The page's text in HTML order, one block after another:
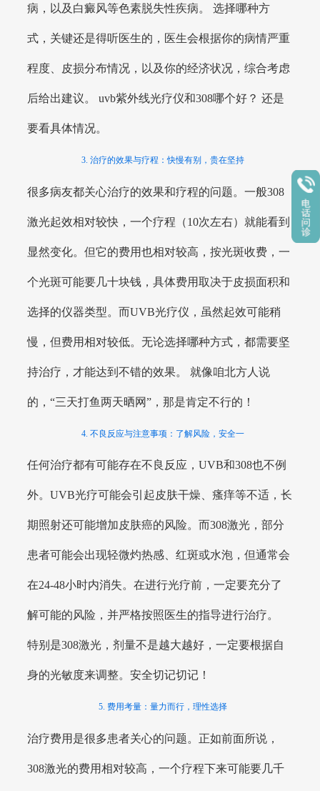
病，以及白癜风等色素脱失性疾病。 选择哪种方
式，关键还是得听医生的，医生会根据你的病情严重
程度、皮损分布情况，以及你的经济状况，综合考虑
后给出建议。 uvb紫外线光疗仪和308哪个好？ 还是
要看具体情况。
3. 治疗的效果与疗程：快慢有别，贵在坚持
很多病友都关心治疗的效果和疗程的问题。一般308
激光起效相对较快，一个疗程（10次左右）就能看到
显然变化。但它的费用也相对较高，按光斑收费，一
个光斑可能要几十块钱，具体费用取决于皮损面积和
选择的仪器类型。而UVB光疗仪，虽然起效可能稍
慢，但费用相对较低。无论选择哪种方式，都需要坚
持治疗，才能达到不错的效果。 就像咱北方人说
的，“三天打鱼两天晒网”，那是肯定不行的！
4. 不良反应与注意事项：了解风险，安全一
任何治疗都有可能存在不良反应，UVB和308也不例
外。UVB光疗可能会引起皮肤干燥、瘙痒等不适，长
期照射还可能增加皮肤癌的风险。而308激光，部分
患者可能会出现轻微灼热感、红斑或水泡，但通常会
在24-48小时内消失。在进行光疗前，一定要充分了
解可能的风险，并严格按照医生的指导进行治疗。
特别是308激光，剂量不是越大越好，一定要根据自
身的光敏度来调整。安全切记切记！
5. 费用考量：量力而行，理性选择
治疗费用是很多患者关心的问题。正如前面所说，
308激光的费用相对较高，一个疗程下来可能要几千